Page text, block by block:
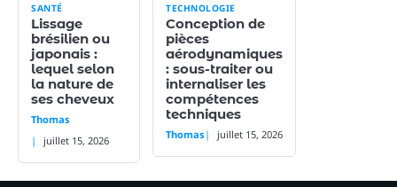
SANTÉ
Lissage
brésilien ou
japonais :
lequel selon
la nature de
ses cheveux
Thomas
juillet 15, 2026
TECHNOLOGIE
Conception de
pièces
aérodynamiques
: sous-traiter ou
internaliser les
compétences
techniques
Thomas juillet 15, 2026